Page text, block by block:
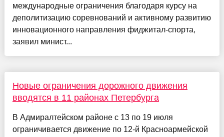
международные ограничения благодаря курсу на
деполитизацию соревнований и активному развитию
инновационного направления фиджитал-спорта,
заявил минист...
Новые ограничения дорожного движения
вводятся в 11 районах Петербурга
В Адмиралтейском районе с 13 по 19 июля
ограничивается движение по 12-й Красноармейской